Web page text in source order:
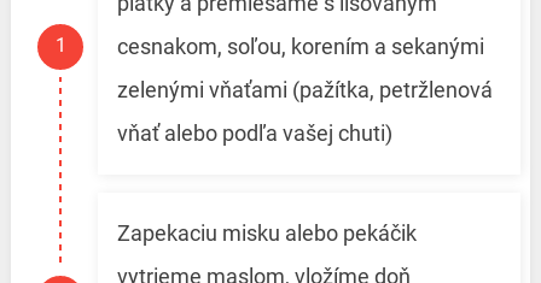
cesnakom, soľou, korením a sekanými
zelenými vňaťami (pažítka, petržlenová
vňať alebo podľa vašej chuti)
Zapekaciu misku alebo pekáčik
vytrieme maslom, vložíme doň